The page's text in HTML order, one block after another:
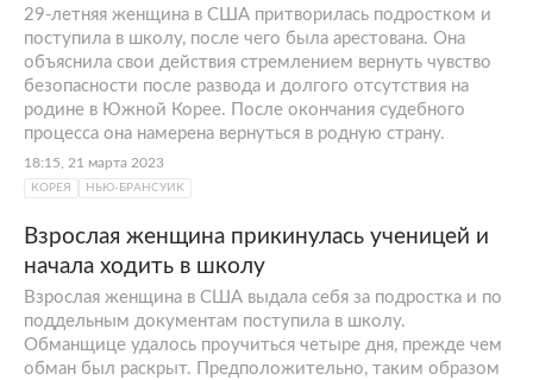
29-летняя женщина в США притворилась подростком и
поступила в школу, после чего была арестована. Она
объяснила свои действия стремлением вернуть чувство
безопасности после развода и долгого отсутствия на
родине в Южной Корее. После окончания судебного
процесса она намерена вернуться в родную страну.
18:15, 21 марта 2023
КОРЕЯ НЬЮ-БРАНСУИК
Взрослая женщина прикинулась ученицей и
начала ходить в школу
Взрослая женщина в США выдала себя за подростка и по
поддельным документам поступила в школу.
Обманщице удалось проучиться четыре дня, прежде чем
обман был раскрыт. Предположительно, таким образом